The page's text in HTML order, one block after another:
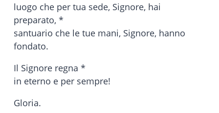
luogo che per tua sede, Signore, hai
preparato, *
santuario che le tue mani, Signore, hanno
fondato.
Il Signore regna *
in eterno e per sempre!
Gloria.